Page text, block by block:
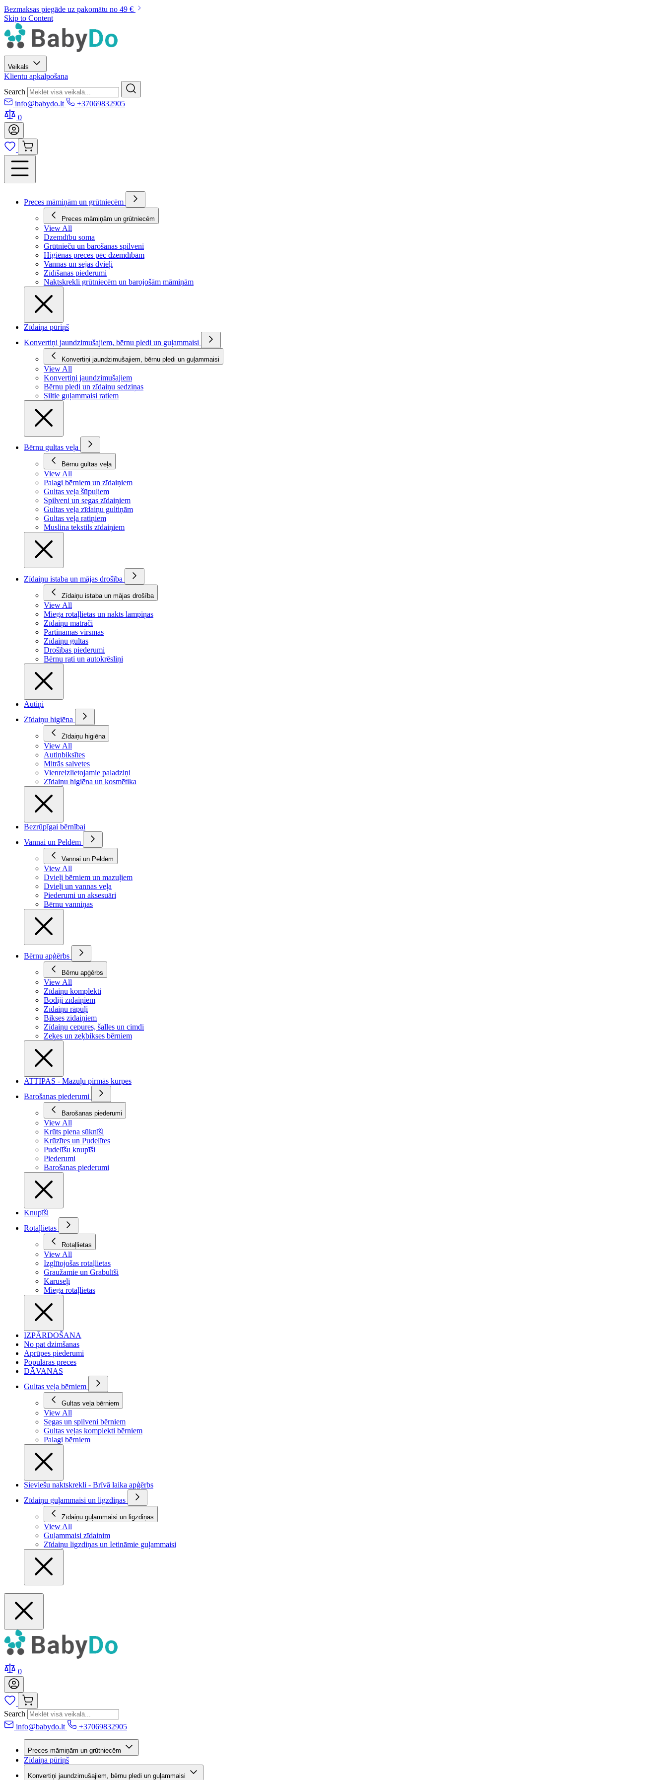
Bezmaksas piegāde uz pakomātu no 49 €
Skip to Content
Veikals
Klientu apkalpošana
Search
info@babydo.lt
+37069832905
0
Preces māmiņām un grūtniecēm
Preces māmiņām un grūtniecēm
View All
Dzemdību soma
Grūtnieču un barošanas spilveni
Higiēnas preces pēc dzemdībām
Vannas un sejas dvieļi
Zīdīšanas piederumi
Naktskrekli grūtniecēm un barojošām māmiņām
Zīdaiņa pūriņš
Konvertiņi jaundzimušajiem, bērnu pledi un guļammaisi
Konvertiņi jaundzimušajiem, bērnu pledi un guļammaisi
View All
Konvertiņi jaundzimušajiem
Bērnu pledi un zīdaiņu sedziņas
Siltie guļammaisi ratiem
Bērnu gultas veļa
Bērnu gultas veļa
View All
Palagi bērniem un zīdaiņiem
Gultas veļa šūpuļiem
Spilveni un segas zīdaiņiem
Gultas veļa zīdaiņu gultiņām
Gultas veļa ratiņiem
Muslina tekstils zīdaiņiem
Zīdaiņu istaba un mājas drošība
Zīdaiņu istaba un mājas drošība
View All
Miega rotaļlietas un nakts lampiņas
Zīdaiņu matrači
Pārtināmās virsmas
Zīdaiņu gultas
Drošības piederumi
Bērnu rati un autokrēsliņi
Autiņi
Zīdaiņu higiēna
Zīdaiņu higiēna
View All
Autiņbiksītes
Mitrās salvetes
Vienreizlietojamie paladziņi
Zīdaiņu higiēna un kosmētika
Bezrūpīgai bērnībai
Vannai un Peldēm
Vannai un Peldēm
View All
Dvieļi bērniem un mazuļiem
Dvieļi un vannas veļa
Piederumi un aksesuāri
Bērnu vanniņas
Bērnu apģērbs
Bērnu apģērbs
View All
Zīdaiņu komplekti
Bodiji zīdaiņiem
Zīdaiņu rāpuļi
Bikses zīdaiņiem
Zīdaiņu cepures, šalles un cimdi
Zeķes un zeķbikses bērniem
ATTIPAS - Mazuļu pirmās kurpes
Barošanas piederumi
Barošanas piederumi
View All
Krūts piena sūknīši
Krūzītes un Pudelītes
Pudelīšu knupīši
Piederumi
Barošanas piederumi
Knupīši
Rotaļlietas
Rotaļlietas
View All
Izglītojošas rotaļlietas
Graužamie un Grabulīši
Karuseļi
Miega rotaļlietas
IZPĀRDOŠANA
No pat dzimšanas
Aprūpes piederumi
Populāras preces
DĀVANAS
Gultas veļa bērniem
Gultas veļa bērniem
View All
Segas un spilveni bērniem
Gultas veļas komplekti bērniem
Palagi bērniem
Sieviešu naktskrekli - Brīvā laika apģērbs
Zīdaiņu guļammaisi un ligzdiņas
Zīdaiņu guļammaisi un ligzdiņas
View All
Guļammaisi zīdainim
Zīdaiņu ligzdiņas un Ietināmie guļammaisi
0
Search
info@babydo.lt
+37069832905
Preces māmiņām un grūtniecēm
Zīdaiņa pūriņš
Konvertiņi jaundzimušajiem, bērnu pledi un guļammaisi